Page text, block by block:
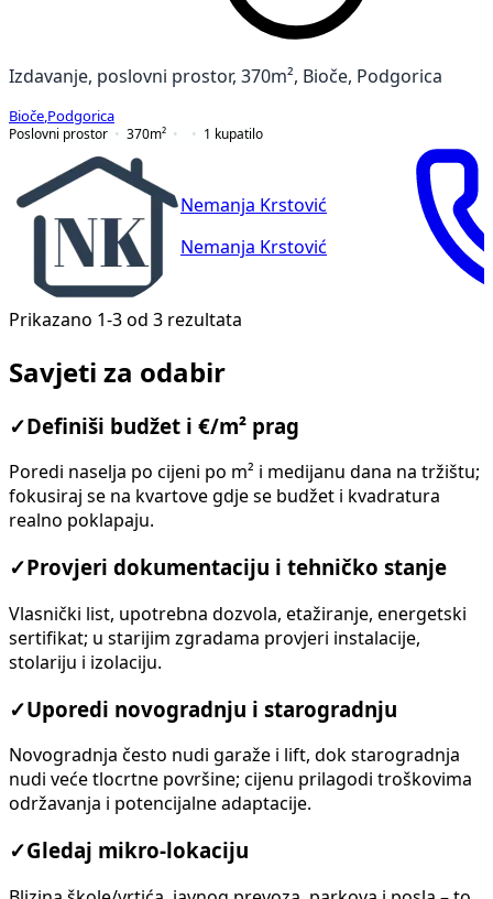
Izdavanje, poslovni prostor, 370m², Bioče, Podgorica
Bioče Podgorica
Poslovni prostor
370m² 1 kupatilo
Nemanja Krstović
Nemanja Krstović
Prikazano 1-3 od 3 rezultata
Savjeti za odabir
✓ Definiši budžet i €/m² prag
Poredi naselja po cijeni po m² i medijanu dana na tržištu;
fokusiraj se na kvartove gdje se budžet i kvadratura
realno poklapaju.
✓ Provjeri dokumentaciju i tehničko stanje
Vlasnički list, upotrebna dozvola, etažiranje, energetski
sertifikat; u starijim zgradama provjeri instalacije,
stolariju i izolaciju.
✓Uporedi novogradnju i starogradnju
Novogradnja često nudi garaže i lift, dok starogradnja
nudi veće tlocrtne površine; cijenu prilagodi troškovima
održavanja i potencijalne adaptacije.
✓Gledaj mikro-lokaciju